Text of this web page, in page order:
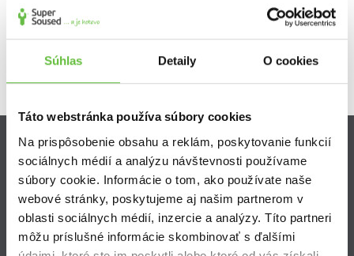
Súhlas Detaily O cookies
Táto webstránka používa súbory cookies
Na prispôsobenie obsahu a reklám, poskytovanie funkcií
sociálnych médií a analýzu návštevnosti používame
súbory cookie. Informácie o tom, ako používate naše
webové stránky, poskytujeme aj našim partnerom v
oblasti sociálnych médií, inzercie a analýzy. Títo partneri
môžu príslušné informácie skombinovať s ďalšími
Pán Michal, slušný, rád poradí, vyzná sa. Odporúčame.
Zistite viac
Ako Super Sused funguje?
Ako sa stať Super Susedom?
Často kladené otázky